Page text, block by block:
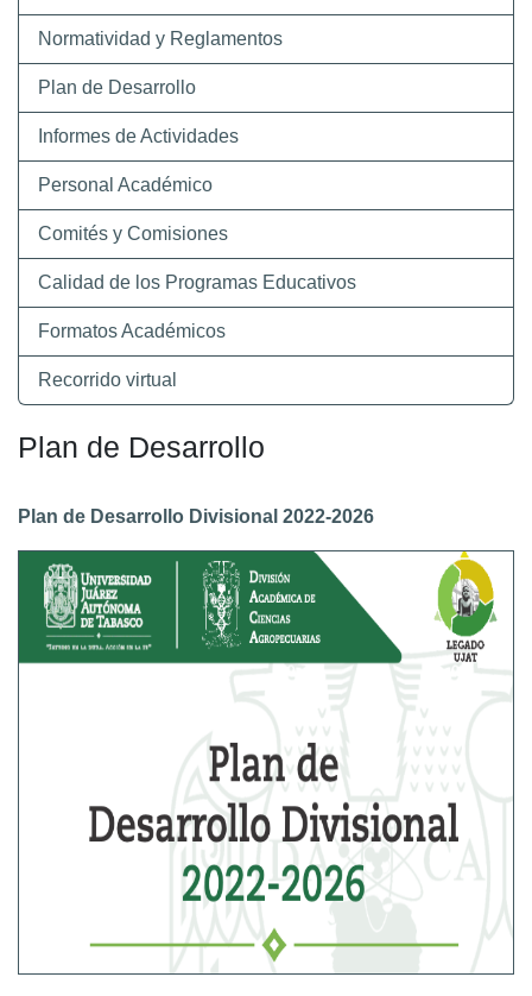
Normatividad y Reglamentos
Plan de Desarrollo
Informes de Actividades
Personal Académico
Comités y Comisiones
Calidad de los Programas Educativos
Formatos Académicos
Recorrido virtual
Plan de Desarrollo
Plan de Desarrollo Divisional 2022-2026